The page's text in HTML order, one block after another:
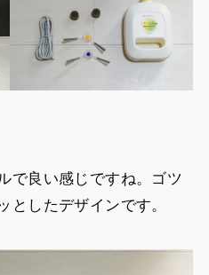
で良い感じですね。ゴツ
としたデザインです。